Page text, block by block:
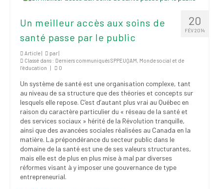
20
FÉV 2014
Un meilleur accès aux soins de
santé passe par le public
Article | par
Classé dans : Derniers communiqués SPPEUQAM, Monde social et de
l’éducation
0
Un système de santé est une organisation complexe, tant
au niveau de sa structure que des théories et concepts sur
lesquels elle repose. C’est d’autant plus vrai au Québec en
raison du caractère particulier du « réseau de la santé et
des services sociaux » hérité de la Révolution tranquille,
ainsi que des avancées sociales réalisées au Canada en la
matière. La prépondérance du secteur public dans le
domaine de la santé est une de ses valeurs structurantes,
mais elle est de plus en plus mise à mal par diverses
réformes visant à y imposer une gouvernance de type
entrepreneurial.